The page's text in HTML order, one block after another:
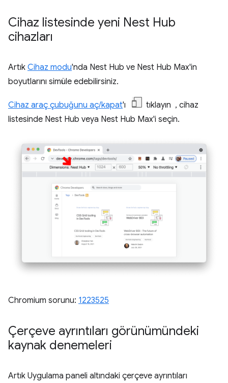
Cihaz listesinde yeni Nest Hub
cihazları
Artık Cihaz modu'nda Nest Hub ve Nest Hub Max'in
boyutlarını simüle edebilirsiniz.
Cihaz araç çubuğunu aç/kapat'ı
tıklayın , cihaz
listesinde Nest Hub veya Nest Hub Max'i seçin.
Chromium sorunu: 1223525
Çerçeve ayrıntıları görünümündeki
kaynak denemeleri
Artık Uygulama paneli altındaki çerçeve ayrıntıları